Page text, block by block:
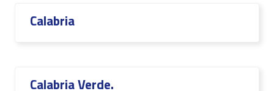
Calabria
Calabria Verde.